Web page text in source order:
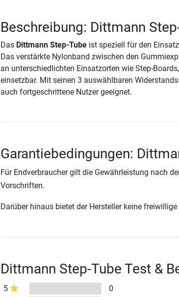
Beschreibung: Dittmann
Das Dittmann Step-Tubeist speziell für den
Das verstärkte Nylonband zwischen den
an unterschiedlichten Einsatzorten wie Step-
einsetzbar. Mit seinen 3 auswählbaren
auch fortgeschrittene Nutzer geeignet.
Garantiebedingungen:
Für Endverbraucher gilt die Gewährleistung nach
Vorschriften.
Darüber hinaus bietet der Hersteller keine
Dittmann Step-Tube Test &
5
0